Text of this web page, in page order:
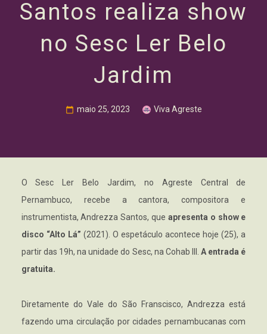
Santos realiza show
no Sesc Ler Belo
Jardim
maio 25, 2023 Viva Agreste
O Sesc Ler Belo Jardim, no Agreste Central de
Pernambuco, recebe a cantora, compositora e
instrumentista, Andrezza Santos, que apresenta o show e
disco “Alto Lá” (2021). O espetáculo acontece hoje (25), a
partir das 19h, na unidade do Sesc, na Cohab III.A entrada é
gratuita.
Diretamente do Vale do São Franscisco, Andrezza está
fazendo uma circulação por cidades pernambucanas com